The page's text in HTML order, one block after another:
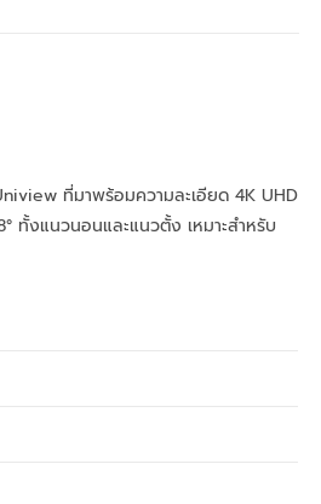
ที่มาพร้อมความละเอียด 4K UHD
ทั้งแนวนอนและแนวตั้ง เหมาะสำหรับ